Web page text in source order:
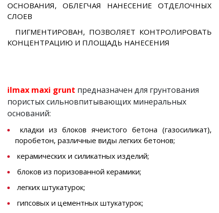
ОСНОВАНИЯ, ОБЛЕГЧАЯ НАНЕСЕНИЕ ОТДЕЛОЧНЫХ
СЛОЕВ
ПИГМЕНТИРОВАН, ПОЗВОЛЯЕТ КОНТРОЛИРОВАТЬ
КОНЦЕНТРАЦИЮ И ПЛОЩАДЬ НАНЕСЕНИЯ
ilmax maxi grunt предназначен для грунтования
пористых сильновпитывающих минеральных
оснований:
кладки из блоков ячеистого бетона (газосиликат),
поробетон, различные виды легких бетонов;
керамических и силикатных изделий;
блоков из поризованной керамики;
легких штукатурок;
гипсовых и цементных штукатурок;